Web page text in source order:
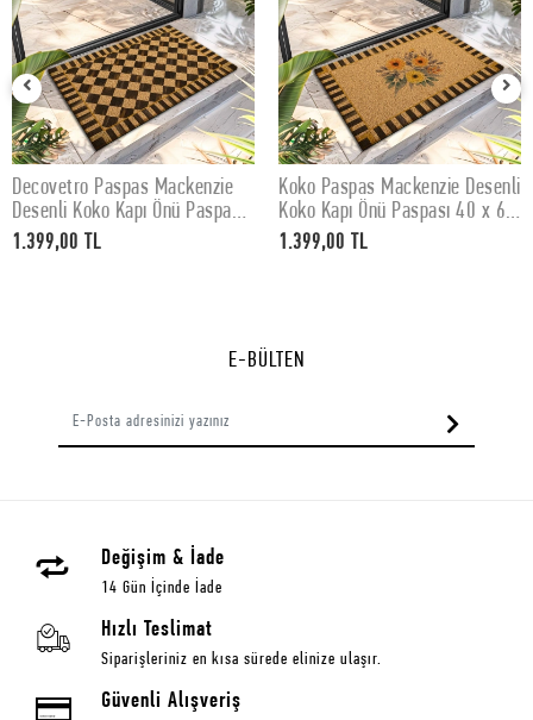
SEPETE EKLE
Decovetro Paspas Mackenzie
Desenli Koko Kapı Önü Paspası
40 x 60 cm
1.399,00 TL
SEPETE EKLE
Koko Paspas Mackenzie Desenli
Koko Kapı Önü Paspası 40 x 60
cm
1.399,00 TL
E-BÜLTEN
Değişim & İade
14 Gün İçinde İade
Hızlı Teslimat
Siparişleriniz en kısa sürede elinize ulaşır.
Güvenli Alışveriş